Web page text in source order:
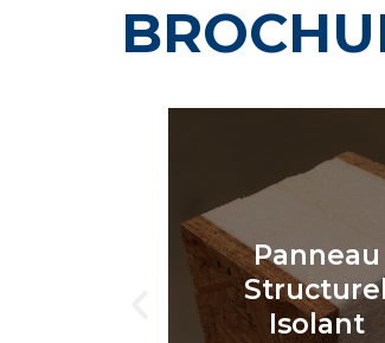
Panneau
Structurel
Isolant